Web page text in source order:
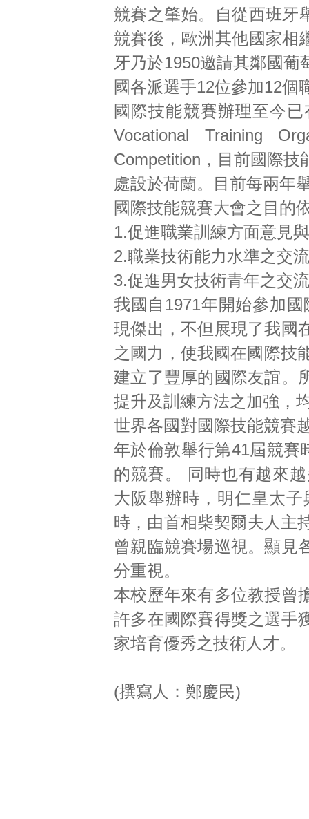
競賽之肇始。自從西班牙
競賽後，歐洲其他國家相
牙乃於1950邀請其鄰國葡
國各派選手12位參加12個
國際技能競賽辦理至今
Vocational Training
Competition，目前國際技
處設於荷蘭。目前每兩年
國際技能競賽大會之目的
1.促進職業訓練方面意見
2.職業技術能力水準之交
3.促進男女技術青年之交
我國自1971年開始參加
現傑出，不但展現了我國
之國力，使我國在國際技
建立了豐厚的國際友誼。
提升及訓練方法之加強，
世界各國對國際技能競賽
年於倫敦舉行第41屆競賽
的競賽。 同時也有越來
大阪舉辦時，明仁皇太
時，由首相柴契爾夫人主
曾親臨競賽場巡視。顯見
分重視。
本校歷年來有多位教授曾
許多在國際賽得獎之選手
家培育優秀之技術人才。
(撰寫人：鄭慶民)